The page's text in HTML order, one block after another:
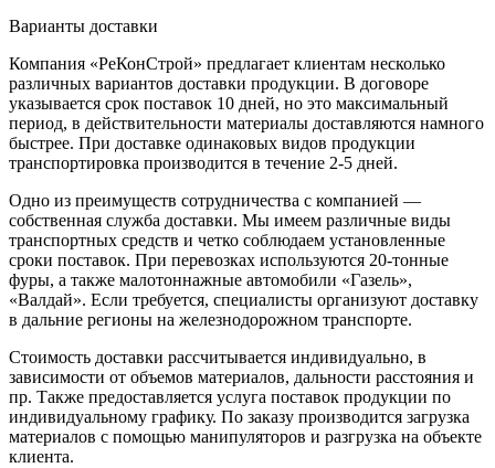
Варианты доставки
Компания «РеКонСтрой» предлагает клиентам несколько
различных вариантов доставки продукции. В договоре
указывается срок поставок 10 дней, но это максимальный
период, в действительности материалы доставляются намного
быстрее. При доставке одинаковых видов продукции
транспортировка производится в течение 2-5 дней.
Одно из преимуществ сотрудничества с компанией —
собственная служба доставки. Мы имеем различные виды
транспортных средств и четко соблюдаем установленные
сроки поставок. При перевозках используются 20-тонные
фуры, а также малотоннажные автомобили «Газель»,
«Валдай». Если требуется, специалисты организуют доставку
в дальние регионы на железнодорожном транспорте.
Стоимость доставки рассчитывается индивидуально, в
зависимости от объемов материалов, дальности расстояния и
пр. Также предоставляется услуга поставок продукции по
индивидуальному графику. По заказу производится загрузка
материалов с помощью манипуляторов и разгрузка на объекте
клиента.